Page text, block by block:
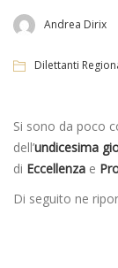
Andrea Dirix
Dilettanti
Si sono da poco
dell’undicesima
di Eccellenza e
Di seguito ne